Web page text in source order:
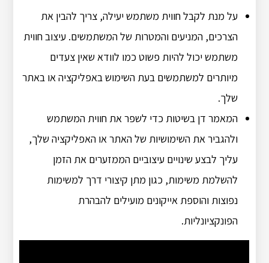
על מנת לקבל חווית משתמש יעילה, צריך להבין את
הצרכים, המניעים והמטרות של המשתמשים. עיצוב חווית
משתמש יכול להיות פשוט כמו לוודא שאין צעדים
מיותרים למשתמשים בעת השימוש באפליקציה או באתר
שלך.
המאמר דן בשיטות כדי לשפר את חווית המשתמש
ולהגביר את השימושיות של האתר או האפליקציה שלך,
עליך לבצע שינויים עיצוביים הממזערים את הזמן
להשלמת משימות, כגון מתן קיצורי דרך למשימות
נפוצות והוספת אייקונים מועילים להבהרת
הפונקציונליות.